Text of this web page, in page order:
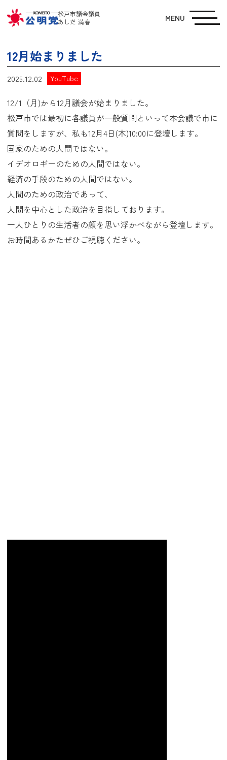
松戸市議会議員
あしだ 満春
MENU
12月始まりました
2025.12.02 YouTube
12/1（月)から12月議会が始まりました。
松戸市では最初に各議員が一般質問といって本会議で市に
質問をしますが、私も12月4日(木)10:00に登壇します。
国家のための人間ではない。
イデオロギーのための人間ではない。
経済の手段のための人間ではない。
人間のための政治であって、
人間を中心とした政治を目指しております。
一人ひとりの生活者の顔を思い浮かべながら登壇します。
お時間あるかたぜひご視聴ください。